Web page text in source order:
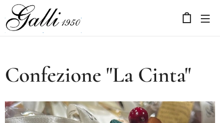
Confezione "La Cinta"